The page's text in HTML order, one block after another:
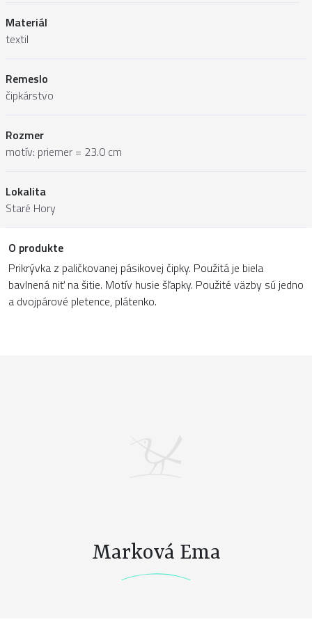
Materiál
textil
Remeslo
čipkárstvo
Rozmer
motív: priemer = 23.0 cm
Lokalita
Staré Hory
O produkte
Prikrývka z paličkovanej pásikovej čipky. Použitá je biela
bavlnená niť na šitie. Motív husie šľapky. Použité väzby sú jedno
a dvojpárové pletence, plátenko.
Marková Ema